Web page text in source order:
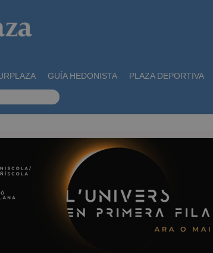
GUÍA HEDONISTA PLAZA DEPORTIVA